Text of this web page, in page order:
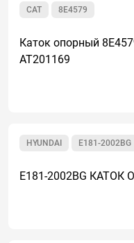
8E4579
CAT
Каток опорный
AT201169
E181-2002BG
HYUNDAI
E181-2002BG